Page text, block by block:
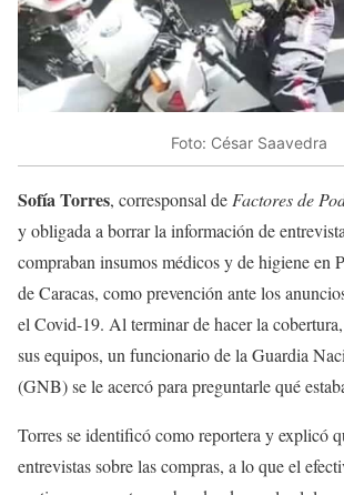
Foto: César Saavedra
Sofía Torres, corresponsal deFactores de
y obligada a borrar la información de
compraban insumos médicos y de higiene en
de Caracas, como prevención ante los
el Covid-19. Al terminar de hacer la
sus equipos, un funcionario de la Guardia
(GNB) se le acercó para preguntarle qué
Torres se identificó como reportera y explicó
entrevistas sobre las compras, a lo que el